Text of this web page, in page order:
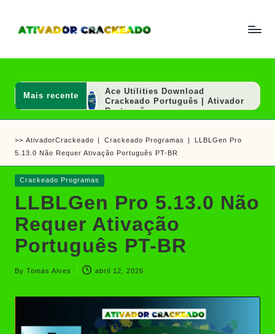
content
ti
a
d
r
e
r
a
k
e
a
d
o
completo
sobre
e
software
jogos
Mais recente
Ace Utilities Download
Crackeado Português | Ativador
Português
AutoCAD 2020 Download
Grátis | Ativador Crackeado
SOLIDWORKS 2020 Download
Crackeado 64 Bits Grátis |
Ativador Crackeado
Download Crackeado Português
| Ativador
SkinFiner Download Crackeado
Português Mac/Win | Ativador
Português
Ashampoo UnInstaller Download
Ativador Crackeado
Crackeado
AutoCAD 2008 Download
Crackeado 32/64 Bits Português
| Ativador
>> AtivadorCrackeado | Crackeado Programas |
LLBLGen Pro
5.13.0 Não Requer Ativação Português PT-BR
Posted
Crackeado Programas
LLBLGen Pro 5.13.0 Não
Requer Ativação
Português PT-BR
Posted
By Tomás Alves abril 12, 2026